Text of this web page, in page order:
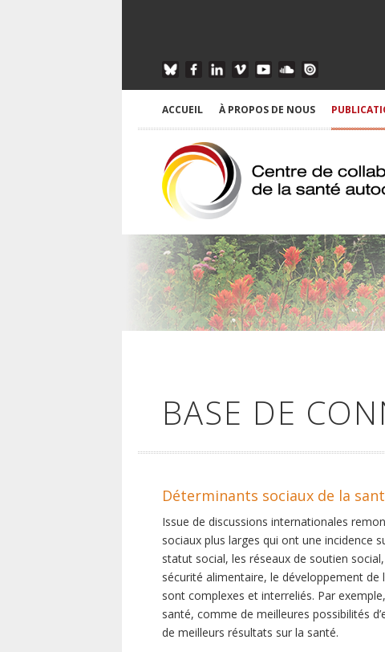
ACCUEIL À PROPOS DE NOUS
BASE DE
Déterminants sociaux de la
Issue de discussions internationales
sociaux plus larges qui ont une incidence
statut social, les réseaux de soutien
sécurité alimentaire, le développement
sont complexes et interreliés. Par
santé, comme de meilleures possibilités
de meilleurs résultats sur la santé.